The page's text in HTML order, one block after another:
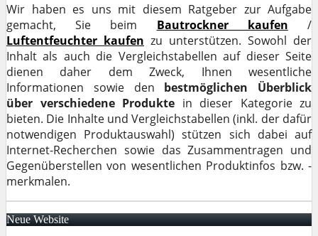
Wir haben es uns mit diesem Ratgeber zur Aufgabe
gemacht, Sie beim Bautrockner kaufen /
Luftentfeuchter kaufen zu unterstützen. Sowohl der
Inhalt als auch die Vergleichstabellen auf dieser Seite
dienen daher dem Zweck, Ihnen wesentliche
Informationen sowie den bestmöglichen Überblick
über verschiedene Produkte in dieser Kategorie zu
bieten. Die Inhalte und Vergleichstabellen (inkl. der dafür
notwendigen Produktauswahl) stützen sich dabei auf
Internet-Recherchen sowie das Zusammentragen und
Gegenüberstellen von wesentlichen Produktinfos bzw. -
merkmalen.
Neue Website